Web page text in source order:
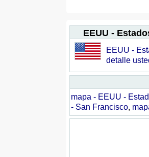
EEUU -
EEUU -
detalle
mapa - EEUU -
- San Francisco,